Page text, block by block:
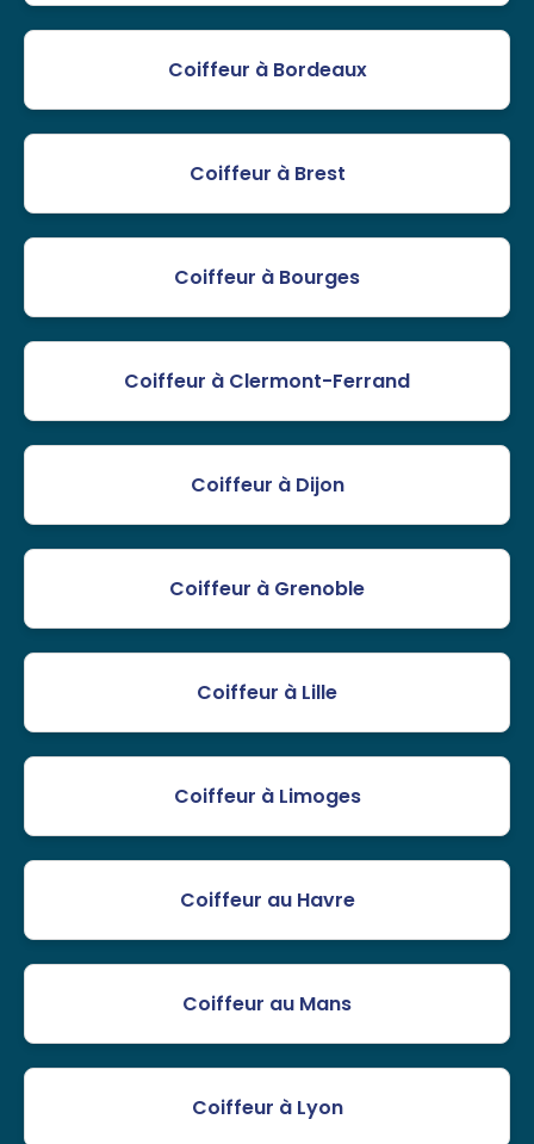
Coiffeur à Bordeaux
Coiffeur à Brest
Coiffeur à Bourges
Coiffeur à Clermont-Ferrand
Coiffeur à Dijon
Coiffeur à Grenoble
Coiffeur à Lille
Coiffeur à Limoges
Coiffeur au Havre
Coiffeur au Mans
Coiffeur à Lyon